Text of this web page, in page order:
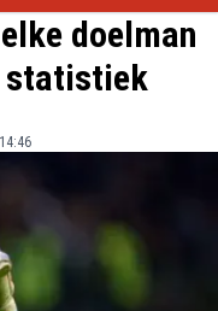
doelman
statistiek